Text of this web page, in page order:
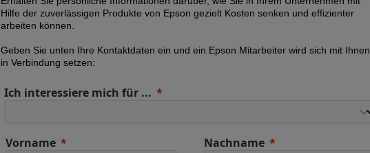
Hilfe der zuverlässigen Produkte von Epson gezielt Kosten senken und effizienter
arbeiten können.
Geben Sie unten Ihre Kontaktdaten ein und ein Epson Mitarbeiter wird sich mit Ihnen
in Verbindung setzen:
Ich interessiere mich für ...
Vorname Nachname